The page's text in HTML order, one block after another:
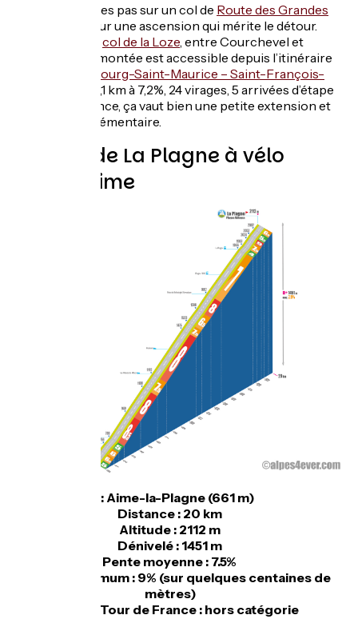
Nous ne sommes pas sur un col de Route des Grandes
mais sur une ascension qui mérite le détour.
col de la Loze , entre Courchevel et
Méribel, cette montée est accessible depuis l’itinéraire
Bourg-Saint-Maurice – Saint-François-
. 19,1 km à 7,2%, 24 virages, 5 arrivées d’étape
du Tour de France, ça vaut bien une petite extension et
un effort supplémentaire.
Montée de La Plagne à vélo
depuis Aime
Départ : Aime-la-Plagne (661 m)
Distance : 20 km
Altitude : 2112 m
Dénivelé : 1451 m
Pente moyenne : 7.5%
Pente maximum : 9% (sur quelques centaines de
mètres)
Cotation Tour de France : hors catégorie